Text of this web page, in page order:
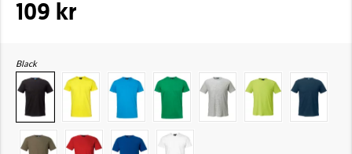
109 kr
Black